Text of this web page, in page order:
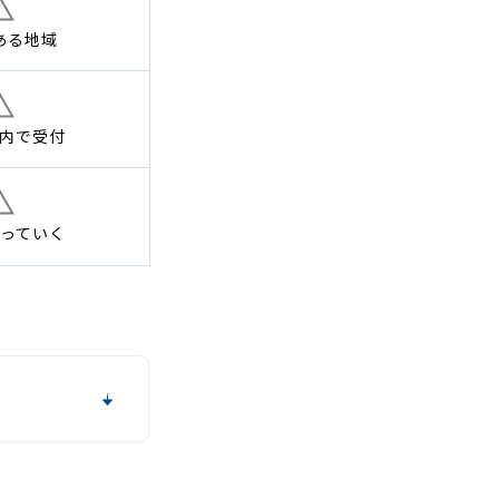
る地域
で受付
ていく